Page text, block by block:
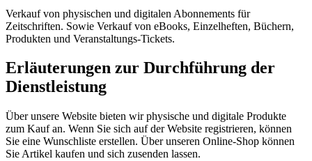
Verkauf von physischen und digitalen Abonnements für
Zeitschriften. Sowie Verkauf von eBooks, Einzelheften, Büchern,
Produkten und Veranstaltungs-Tickets.
Erläuterungen zur Durchführung der
Dienstleistung
Über unsere Website bieten wir physische und digitale Produkte
zum Kauf an. Wenn Sie sich auf der Website registrieren, können
Sie eine Wunschliste erstellen. Über unseren Online-Shop können
Sie Artikel kaufen und sich zusenden lassen.